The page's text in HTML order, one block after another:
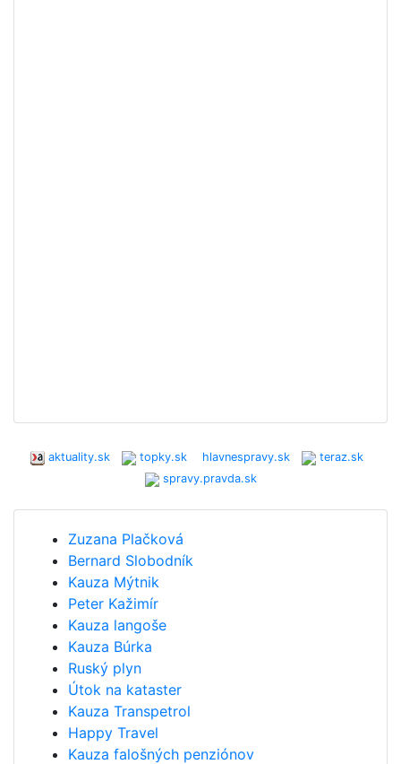
aktuality.sk topky.sk hlavnespravy.sk
teraz.sk
spravy.pravda.sk
Zuzana Plačková
Bernard Slobodník
Kauza Mýtnik
Peter Kažimír
Kauza langoše
Kauza Búrka
Ruský plyn
Útok na kataster
Kauza Transpetrol
Happy Travel
Kauza falošných penziónov